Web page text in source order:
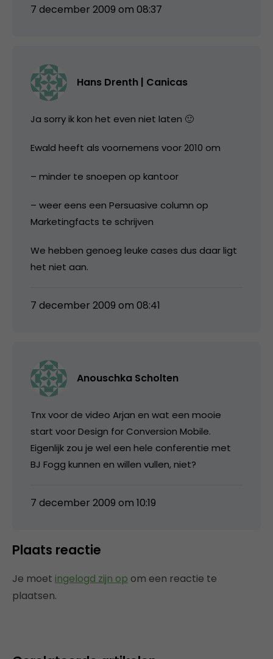
7 december 2009 om 08:37
Hans Drenth | Canicas
Ja sorry ik kon het even niet laten 🙂
Ewald heeft als voornemens voor 2010 om
– minder te snoepen op kantoor
– weer eens een Persuasive column op
Marketingfacts te schrijven
We hebben genoeg leuke cases dus daar ligt
het niet aan.
7 december 2009 om 08:41
Anouschka Scholten
Tnx voor de video Arjan en wat een mooie
start voor Design for Conversion Mobile.
Eigenlijk zou je wel een hele conferentie met
BJ Fogg kunnen en willen vullen, niet?
7 december 2009 om 10:19
Plaats reactie
Je moet ingelogd zijn op om een reactie te
plaatsen.